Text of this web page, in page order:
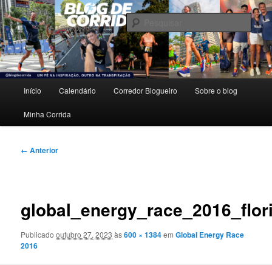
Pular
para
o
conteúdo
principalBlog de Corrida
Um pé na inspiração, outro na transpiração.
principal
Início Calendário Corredor Blogueiro Sobre o blog
Minha Corrida
Navegação
← Anterior
Publicadooutubro 27, 2023 às600 × 1384emGlobal Energy Race
2016